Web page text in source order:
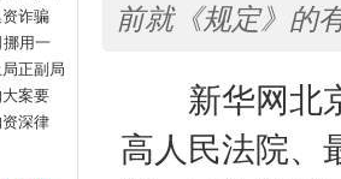
诈骗
用一
正副局
案要
深律
前就《规定》的
新华网北京
高人民法院、